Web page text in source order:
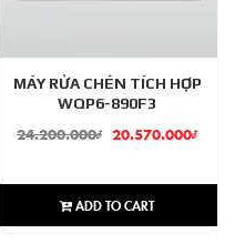
MÁY RỬA CHÉN TÍCH HỢP
WQP6-890F3
24.200.000₫ 20.570.000₫
ADD TO CART